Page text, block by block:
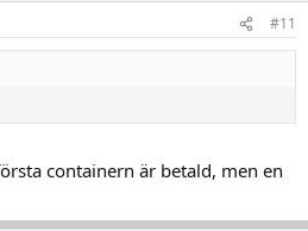
#11
containern är betald, men en